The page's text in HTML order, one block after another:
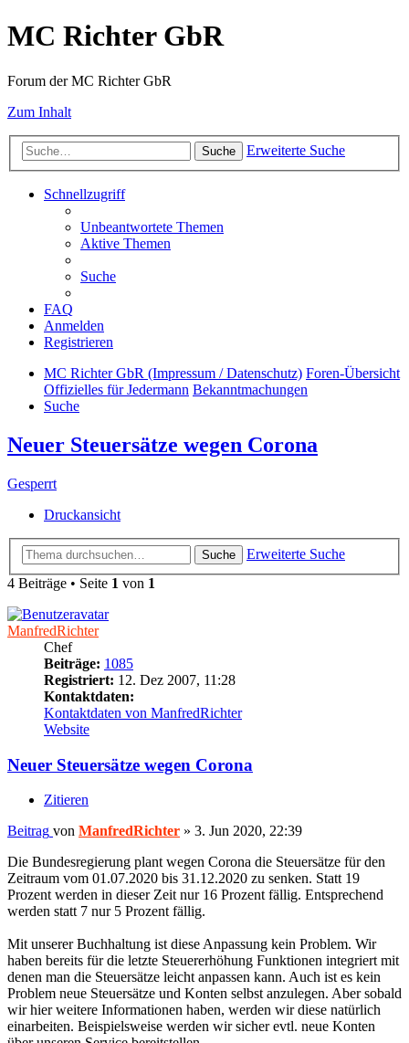
MC Richter GbR
Forum der MC Richter GbR
Zum Inhalt
Suche Erweiterte Suche
Schnellzugriff
Unbeantwortete Themen
Aktive Themen
Suche
FAQ
Anmelden
Registrieren
MC Richter GbR (Impressum / Datenschutz) Foren-Übersicht
Offizielles für Jedermann Bekanntmachungen
Suche
Neuer Steuersätze wegen Corona
Gesperrt
Druckansicht
Suche
Erweiterte Suche
4 Beiträge • Seite 1 von 1
ManfredRichter
Chef
Beiträge: 1085
Registriert: 12. Dez 2007, 11:28
Kontaktdaten:
Kontaktdaten von ManfredRichter
Website
Neuer Steuersätze wegen Corona
Zitieren
Beitrag von ManfredRichter » 3. Jun 2020, 22:39
Die Bundesregierung plant wegen Corona die Steuersätze für den
Zeitraum vom 01.07.2020 bis 31.12.2020 zu senken. Statt 19
Prozent werden in dieser Zeit nur 16 Prozent fällig. Entsprechend
werden statt 7 nur 5 Prozent fällig.
Mit unserer Buchhaltung ist diese Anpassung kein Problem. Wir
haben bereits für die letzte Steuererhöhung Funktionen integriert mit
denen man die Steuersätze leicht anpassen kann. Auch ist es kein
Problem neue Steuersätze und Konten selbst anzulegen. Aber sobald
wir hier weitere Informationen haben, werden wir diese natürlich
einarbeiten. Beispielsweise werden wir sicher evtl. neue Konten